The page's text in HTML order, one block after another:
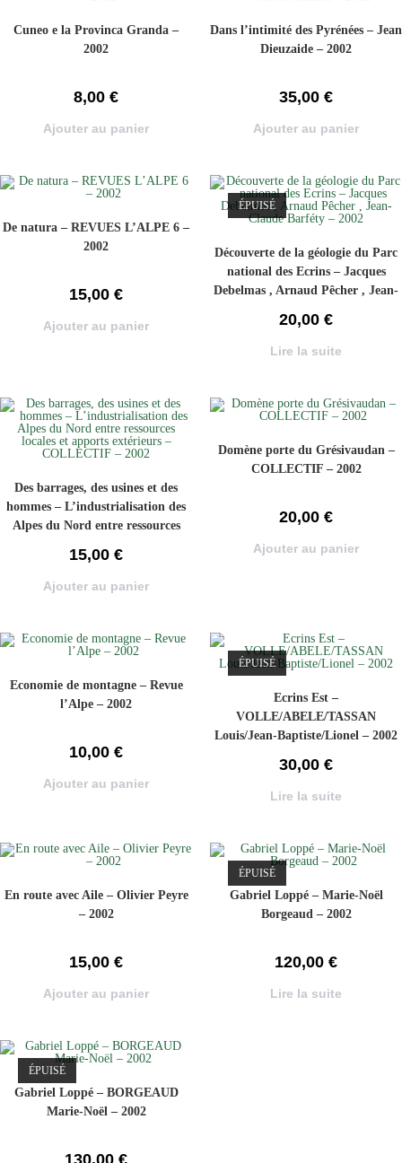
Cuneo e la Provinca Granda –
2002
8,00 €
Ajouter au panier
Dans l’intimité des Pyrénées – Jean
Dieuzaide – 2002
35,00 €
Ajouter au panier
De natura – REVUES L’ALPE 6 –
2002
15,00 €
Ajouter au panier
ÉPUISÉ
Découverte de la géologie du Parc
national des Ecrins – Jacques
Debelmas , Arnaud Pêcher , Jean-
20,00 €
Lire la suite
Des barrages, des usines et des
hommes – L’industrialisation des
Alpes du Nord entre ressources
COLLECTIF – 2002
15,00 €
Ajouter au panier
Domène porte du Grésivaudan –
COLLECTIF – 2002
20,00 €
Ajouter au panier
Economie de montagne – Revue
l’Alpe – 2002
10,00 €
Ajouter au panier
ÉPUISÉ
Ecrins Est –
VOLLE/ABELE/TASSAN
Louis/Jean-Baptiste/Lionel – 2002
30,00 €
Lire la suite
En route avec Aile – Olivier Peyre
– 2002
15,00 €
Ajouter au panier
ÉPUISÉ
Gabriel Loppé – Marie-Noël
Borgeaud – 2002
120,00 €
Lire la suite
ÉPUISÉ
Gabriel Loppé – BORGEAUD
Marie-Noël – 2002
130,00 €